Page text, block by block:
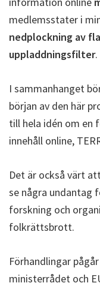
medlemsstater i
nedplockning av
uppladdningsfilter.
I sammanhanget
början av den här
till hela idén om
innehåll online,
Det är också värt
se några undantag
forskning och
folkrättsbrott.
Förhandlingar
ministerrådet och